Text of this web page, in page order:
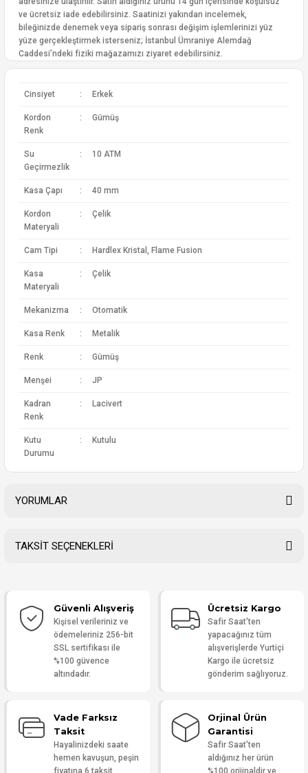
ve ücretsiz iade edebilirsiniz. Saatinizi yakından incelemek,
bileğinizde denemek veya sipariş sonrası değişim işlemlerinizi yüz
yüze gerçekleştirmek isterseniz; İstanbul Ümraniye Alemdağ
Caddesi’ndeki fiziki mağazamızı ziyaret edebilirsiniz.
Cinsiyet : Erkek
Kordon
Renk
: Gümüş
Su
Geçirmezlik
: 10 ATM
Kasa Çapı : 40 mm
Kordon
Materyali
: Çelik
Cam Tipi : Hardlex Kristal, Flame Fusion
Kasa
Materyali
: Çelik
Mekanizma : Otomatik
Kasa Renk : Metalik
Renk : Gümüş
Menşei : JP
Kadran
Renk
: Lacivert
Kutu
Durumu
: Kutulu
YORUMLAR
Yorum Yaz
TAKSİT SEÇENEKLERİ
Güvenli Alışveriş
Kişisel verileriniz ve
ödemeleriniz 256-bit
SSL sertifikası ile
%100 güvence
altındadır.
Ücretsiz Kargo
Safir Saat'ten
yapacağınız tüm
alışverişlerde Yurtiçi
Kargo ile ücretsiz
gönderim sağlıyoruz.
Vade Farksız
Taksit
Hayalinizdeki saate
hemen kavuşun, peşin
fiyatına 6 taksit
Orjinal Ürün
Garantisi
Safir Saat'ten
aldığınız her ürün
%100 orijinaldir ve